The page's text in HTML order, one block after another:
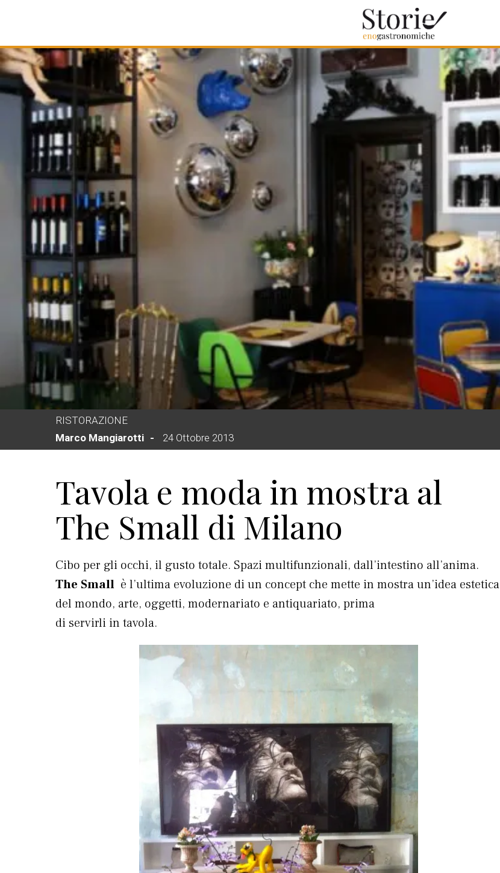
RISTORAZIONE
Marco Mangiarotti
24 Ottobre 2013
Tavola e moda in mostra al
The Small di Milano
Cibo per gli occhi, il gusto totale. Spazi multifunzionali, dall’intestino all’anima.
The Small è l’ultima evoluzione di un concept che mette in mostra un’idea estetica
del mondo, arte, oggetti, modernariato e antiquariato, prima
di servirli in tavola.